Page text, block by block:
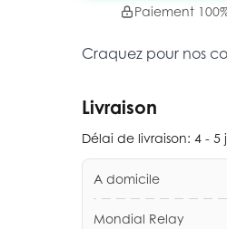
Paiement
Craquez pour nos
Livraison
Délai de livraison: 4 - 5
A domicile
Mondial Relay